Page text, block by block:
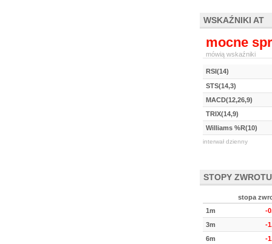
WSKAŹNIKI AT
mocne
mówią wskaźniki
RSI(14)
STS(14,3)
MACD(12,26,9)
TRIX(14,9)
Williams %R(10)
interwał dzienny
STOPY ZWROTU
stopa
1m
-
3m
-
6m
-